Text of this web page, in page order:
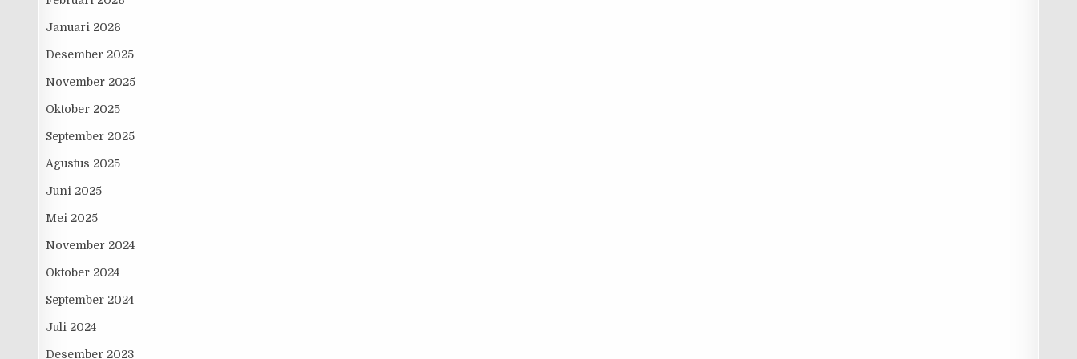
Januari 2026
Desember 2025
November 2025
Oktober 2025
September 2025
Agustus 2025
Juni 2025
Mei 2025
November 2024
Oktober 2024
September 2024
Juli 2024
Desember 2023